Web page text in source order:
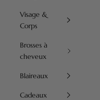
Visage &
Corps
Brosses à
cheveux
Blaireaux
Cadeaux